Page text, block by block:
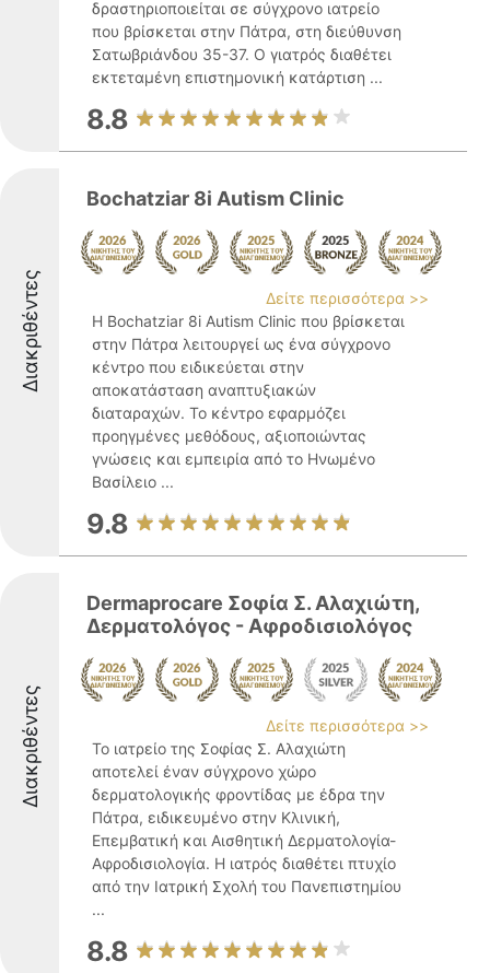
δραστηριοποιείται σε σύγχρονο ιατρείο
που βρίσκεται στην Πάτρα, στη διεύθυνση
Σατωβριάνδου 35-37. Ο γιατρός διαθέτει
εκτεταμένη επιστημονική κατάρτιση ...
8.8
Διακριθέντες
Bochatziar 8i Autism Clinic
Δείτε περισσότερα >>
Η Bochatziar 8i Autism Clinic που βρίσκεται
στην Πάτρα λειτουργεί ως ένα σύγχρονο
κέντρο που ειδικεύεται στην
αποκατάσταση αναπτυξιακών
διαταραχών. Το κέντρο εφαρμόζει
προηγμένες μεθόδους, αξιοποιώντας
γνώσεις και εμπειρία από το Ηνωμένο
Βασίλειο ...
9.8
Διακριθέντες
Dermaprocare Σοφία Σ. Αλαχιώτη,
Δερματολόγος - Αφροδισιολόγος
Δείτε περισσότερα >>
Το ιατρείο της Σοφίας Σ. Αλαχιώτη
αποτελεί έναν σύγχρονο χώρο
δερματολογικής φροντίδας με έδρα την
Πάτρα, ειδικευμένο στην Κλινική,
Επεμβατική και Αισθητική Δερματολογία-
Αφροδισιολογία. Η ιατρός διαθέτει πτυχίο
από την Ιατρική Σχολή του Πανεπιστημίου
...
8.8